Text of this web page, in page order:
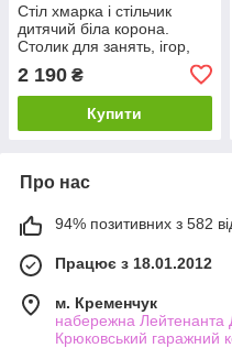
Стіл хмарка і стільчик
дитячий біла корона.
Столик для занять, ігор,
2 190 ₴
Купити
Про нас
94% позитивних з 582
Працює з 18.01.2012
м. Кременчук
набережна Лейтенанта
Крюковський гаражний